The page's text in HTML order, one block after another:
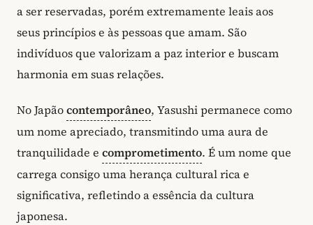
a ser reservadas, porém extremamente leais aos
seus princípios e às pessoas que amam. São
indivíduos que valorizam a paz interior e buscam
harmonia em suas relações.
No Japãocontemporâneo, Yasushi permanece como
um nome apreciado, transmitindo uma aura de
tranquilidade e comprometimento. É um nome que
carrega consigo uma herança cultural rica e
significativa, refletindo a essência da cultura
japonesa.